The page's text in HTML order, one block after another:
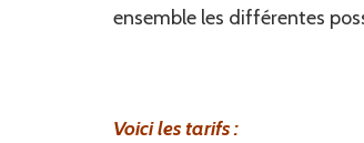
ensemble les différentes
Voici les tarifs :